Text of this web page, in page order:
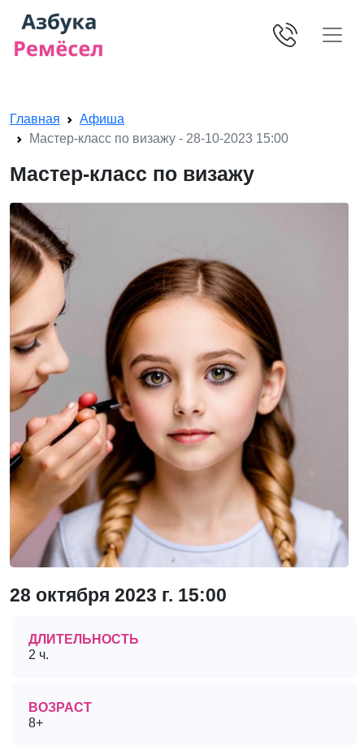
Главная
Афиша
Мастер-класс по визажу - 28-10-2023 15:00
Мастер-класс по визажу
28 октября 2023 г. 15:00
ДЛИТЕЛЬНОСТЬ
2 ч.
ВОЗРАСТ
8+